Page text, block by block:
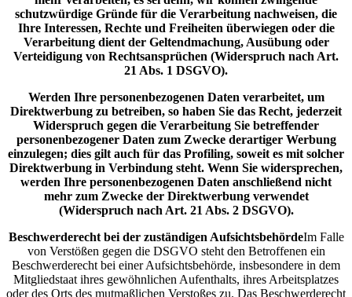
schutzwürdige Gründe für die Verarbeitung nachweisen, die
Ihre Interessen, Rechte und Freiheiten überwiegen oder die
Verarbeitung dient der Geltendmachung, Ausübung oder
Verteidigung von Rechtsansprüchen (Widerspruch nach Art.
21 Abs. 1 DSGVO).
Werden Ihre personenbezogenen Daten verarbeitet, um
Direktwerbung zu betreiben, so haben Sie das Recht, jederzeit
Widerspruch gegen die Verarbeitung Sie betreffender
personenbezogener Daten zum Zwecke derartiger Werbung
einzulegen; dies gilt auch für das Profiling, soweit es mit solcher
Direktwerbung in Verbindung steht. Wenn Sie widersprechen,
werden Ihre personenbezogenen Daten anschließend nicht
mehr zum Zwecke der Direktwerbung verwendet
(Widerspruch nach Art. 21 Abs. 2 DSGVO).
Beschwerderecht bei der zuständigen AufsichtsbehördeIm Falle
von Verstößen gegen die DSGVO steht den Betroffenen ein
Beschwerderecht bei einer Aufsichtsbehörde, insbesondere in dem
Mitgliedstaat ihres gewöhnlichen Aufenthalts, ihres Arbeitsplatzes
oder des Orts des mutmaßlichen Verstoßes zu. Das Beschwerderecht